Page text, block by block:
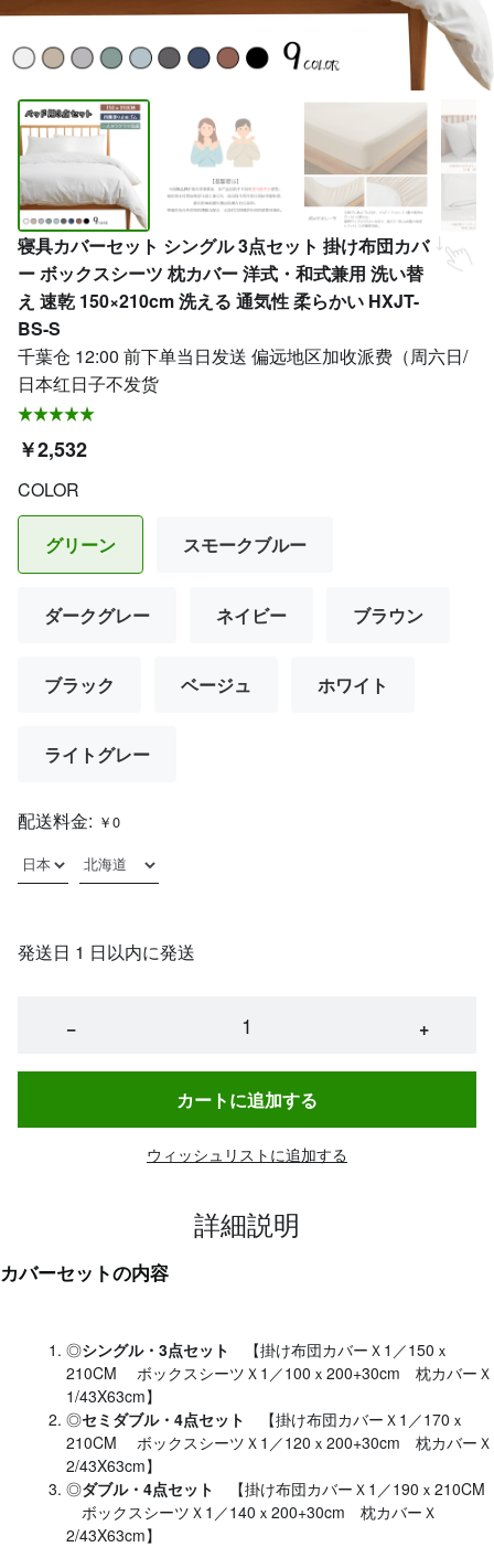
寝具カバーセット シングル 3点セット 掛け布団カバ
ー ボックスシーツ 枕カバー 洋式・和式兼用 洗い替
え 速乾 150×210cm 洗える 通気性 柔らかい HXJT-
BS-S
千葉仓 12:00 前下单当日发送 偏远地区加收派费（周六日/
日本红日子不发货
￥2,532
COLOR
グリーン スモークブルー
ダークグレー ネイビー ブラウン
ブラック ベージュ ホワイト
ライトグレー
配送料金: ￥0
発送日 1 日以内に発送
− +
カートに追加する
ウィッシュリストに追加する
詳細説明
カバーセットの内容
◎シングル・3点セット 【掛け布団カバーＸ1／150ｘ
210CM ボックスシーツＸ1／100ｘ200+30cm 枕カバーＸ
1/43X63cm】
◎セミダブル・4点セット 【掛け布団カバーＸ1／170ｘ
210CM ボックスシーツＸ1／120ｘ200+30cm 枕カバーＸ
2/43X63cm】
◎ダブル・4点セット 【掛け布団カバーＸ1／190ｘ210CM
ボックスシーツＸ1／140ｘ200+30cm 枕カバーＸ
2/43X63cm】